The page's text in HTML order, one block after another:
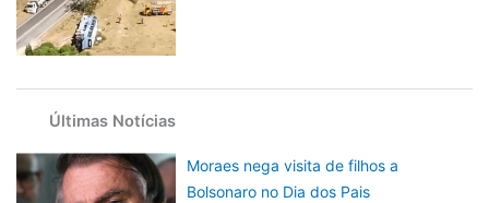
Últimas Notícias
Moraes nega visita de filhos a
Bolsonaro no Dia dos Pais